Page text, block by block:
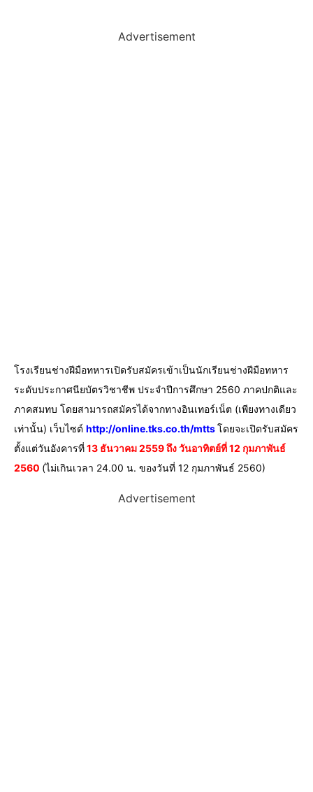
Advertisement
โรงเรียนช่างฝีมือทหารเปิดรับสมัครเข้าเป็นนักเรียนช่างฝีมือทหาร
ระดับประกาศนียบัตรวิชาชีพ ประจำปีการศึกษา 2560 ภาคปกติและ
ภาคสมทบ โดยสามารถสมัครได้จากทางอินเทอร์เน็ต (เพียงทางเดียว
เท่านั้น) เว็บไซต์ http://online.tks.co.th/mttsโดยจะเปิดรับสมัคร
ตั้งแต่วันอังคารที่13 ธันวาคม 2559 ถึง วันอาทิตย์ที่ 12 กุมภาพันธ์
2560 (ไม่เกินเวลา 24.00 น. ของวันที่ 12 กุมภาพันธ์ 2560)
Advertisement